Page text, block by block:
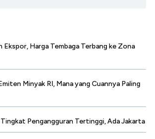
Harga Tembaga Terbang ke Zona
Minyak RI, Mana yang Cuannya Paling
Pengangguran Tertinggi, Ada Jakarta